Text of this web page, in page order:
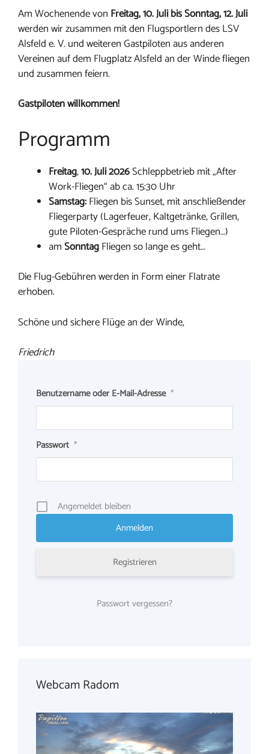
Am Wochenende von Freitag, 10. Juli bis Sonntag, 12. Juli
werden wir zusammen mit den Flugsportlern des LSV
Alsfeld e. V. und weiteren Gastpiloten aus anderen
Vereinen auf dem Flugplatz Alsfeld an der Winde fliegen
und zusammen feiern.
Gastpiloten willkommen!
Programm
Freitag,10. Juli 2026Schleppbetrieb mit „After
Work-Fliegen“ ab ca. 15:30 Uhr
Samstag:Fliegen bis Sunset, mit anschließender
Fliegerparty (Lagerfeuer, Kaltgetränke, Grillen,
gute Piloten-Gespräche rund ums Fliegen…)
amSonntagFliegen so lange es geht…
Die Flug-Gebühren werden in Form einer Flatrate
erhoben.
Schöne und sichere Flüge an der Winde,
Friedrich
Benutzername oder E-Mail-Adresse *
Passwort *
Angemeldet bleiben
Registrieren
Passwort vergessen?
Webcam Radom